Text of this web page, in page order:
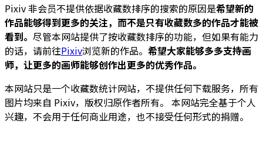
Pixiv 非会员不提供依据收藏数排序的搜索的原因是希望新的
作品能够得到更多的关注，而不是只有收藏数多的作品才能被
看到。 尽管本网站提供了按收藏数排序的功能，但如果有能力
的话，请前往Pixiv浏览新的作品。 希望大家能够多多支持画
师，让更多的画师能够创作出更多的优秀作品。
本网站只是一个收藏数统计网站，不提供任何下载服务，所有
图片均来自 Pixiv，版权归原作者所有。 本网站完全基于个人
兴趣，不会用于任何商业用途，也不接受任何形式的捐赠。